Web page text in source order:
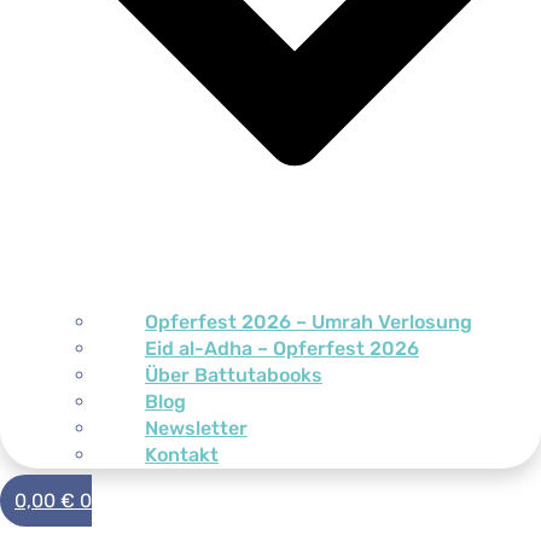
Opferfest 2026 – Umrah Verlosung
Eid al-Adha – Opferfest 2026
Über Battutabooks
Blog
Newsletter
Kontakt
0,00 € 0